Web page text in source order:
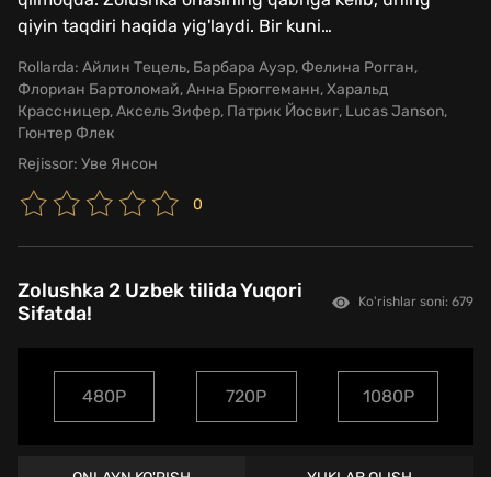
qiyin taqdiri haqida yig'laydi. Bir kuni…
Rollarda: Айлин Тецель, Барбара Ауэр, Фелина Рогган,
Флориан Бартоломай, Анна Брюггеманн, Харальд
Крассницер, Аксель Зифер, Патрик Йосвиг, Lucas Janson,
Гюнтер Флек
Rejissor: Уве Янсон
0
Zolushka 2 Uzbek tilida Yuqori
Sifatda!
Ko'rishlar soni: 679
480P 720P 1080P